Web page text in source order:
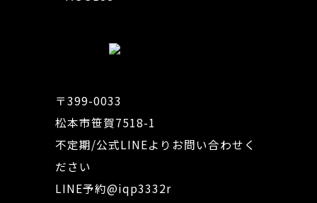
〒399-0033
松本市笹賀7518-1
不定期/公式LINEよりお問い合わせく
ださい
LINE予約@iqp3332r